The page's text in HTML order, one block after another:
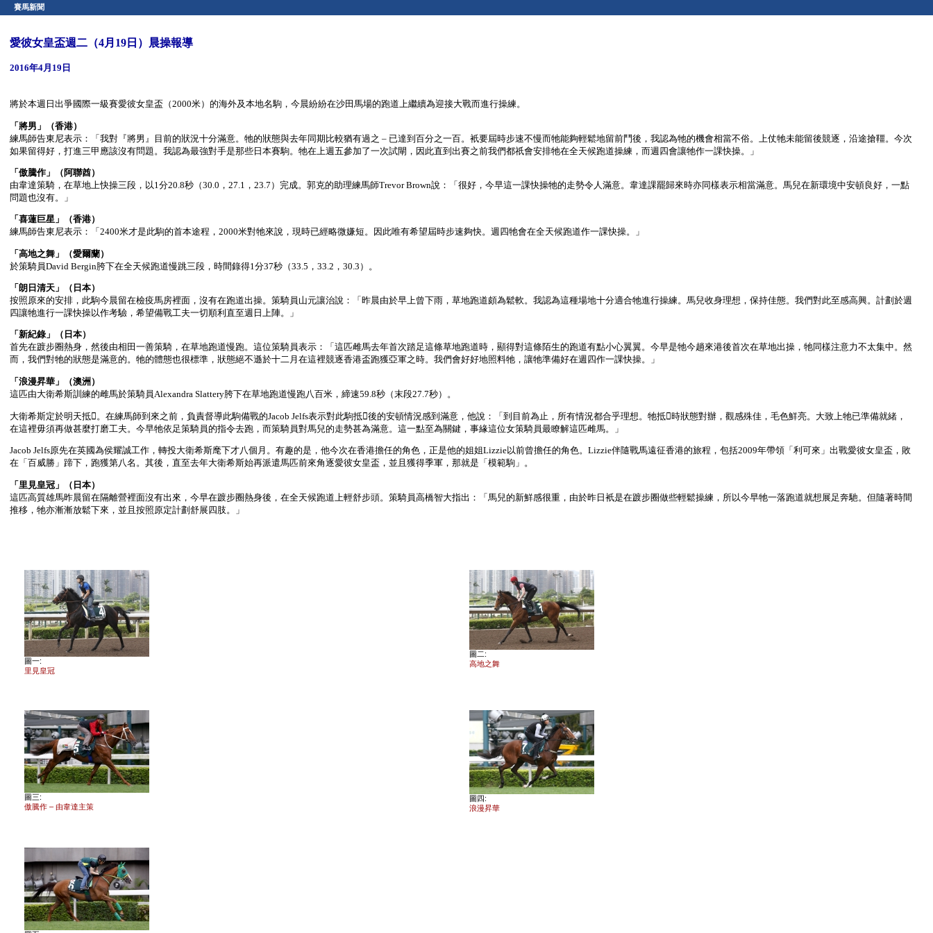
賽馬新聞
愛彼女皇盃週二（4月19日）晨操報導
2016年4月19日
將於本週日出爭國際一級賽愛彼女皇盃（2000米）的海外及本地名駒，今晨紛紛在沙田馬場的跑道上繼續為迎接大戰而進行操練。
「將男」（香港）
練馬師告東尼表示：「我對『將男』目前的狀況十分滿意。牠的狀態與去年同期比較猶有過之 – 已達到百分之一百。衹要屆時步速不慢而牠能夠輕鬆地留前鬥後，我認為牠的機會相當不俗。上仗牠未能留後競逐，沿途搶韁。今次
如果留得好，打進三甲應該沒有問題。我認為最強對手是那些日本賽駒。牠在上週五參加了一次試閘，因此直到出賽之前我們都祇會安排牠在全天候跑道操練，而週四會讓牠作一課快操。」
「傲騰作」（阿聯酋）
由韋達策騎，在草地上快操三段，以1分20.8秒（30.0，27.1，23.7）完成。郭克的助理練馬師Trevor Brown說：「很好，今早這一課快操牠的走勢令人滿意。韋達課罷歸來時亦同樣表示相當滿意。馬兒在新環境中安頓良好，一點
問題也沒有。」
「喜蓮巨星」（香港）
練馬師告東尼表示：「2400米才是此駒的首本途程，2000米對牠來說，現時已經略微嫌短。因此唯有希望屆時步速夠快。週四牠會在全天候跑道作一課快操。」
「高地之舞」（愛爾蘭）
於策騎員David Bergin胯下在全天候跑道慢跳三段，時間錄得1分37秒（33.5，33.2，30.3）。
「朗日清天」（日本）
按照原來的安排，此駒今晨留在檢疫馬房裡面，沒有在跑道出操。策騎員山元讓治說：「昨晨由於早上曾下雨，草地跑道頗為鬆軟。我認為這種場地十分適合牠進行操練。馬兒收身理想，保持佳態。我們對此至感高興。計劃於週
四讓牠進行一課快操以作考驗，希望備戰工夫一切順利直至週日上陣。」
「新紀錄」（日本）
首先在踱步圈熱身，然後由相田一善策騎，在草地跑道慢跑。這位策騎員表示：「這匹雌馬去年首次踏足這條草地跑道時，顯得對這條陌生的跑道有點小心翼翼。今早是牠今趟來港後首次在草地出操，牠同樣注意力不太集中。然
而，我們對牠的狀態是滿意的。牠的體態也很標準，狀態絕不遜於十二月在這裡競逐香港盃跑獲亞軍之時。我們會好好地照料牠，讓牠準備好在週四作一課快操。」
「浪漫昇華」（澳洲）
這匹由大衛希斯訓練的雌馬於策騎員Alexandra Slattery胯下在草地跑道慢跑八百米，締速59.8秒（末段27.7秒）。
大衛希斯定於明天抵。在練馬師到來之前，負責督導此駒備戰的Jacob Jelfs表示對此駒抵後的安頓情況感到滿意，他說：「到目前為止，所有情況都合乎理想。牠抵時狀態對辦，觀感殊佳，毛色鮮亮。大致上牠已準備就緒，
在這裡毋須再做甚麼打磨工夫。今早牠依足策騎員的指令去跑，而策騎員對馬兒的走勢甚為滿意。這一點至為關鍵，事緣這位女策騎員最瞭解這匹雌馬。」
Jacob Jelfs原先在英國為侯耀誠工作，轉投大衛希斯麾下才八個月。有趣的是，他今次在香港擔任的角色，正是他的姐姐Lizzie以前曾擔任的角色。Lizzie伴隨戰馬遠征香港的旅程，包括2009年帶領「利可來」出戰愛彼女皇盃，敗
在「百威勝」蹄下，跑獲第八名。其後，直至去年大衛希斯始再派遣馬匹前來角逐愛彼女皇盃，並且獲得季軍，那就是「模範駒」。
「里見皇冠」（日本）
這匹高質雄馬昨晨留在隔離營裡面沒有出來，今早在踱步圈熱身後，在全天候跑道上輕舒步頭。策騎員高橋智大指出：「馬兒的新鮮感很重，由於昨日衹是在踱步圈做些輕鬆操練，所以今早牠一落跑道就想展足奔馳。但隨著時間
推移，牠亦漸漸放鬆下來，並且按照原定計劃舒展四肢。」
圖一:
里見皇冠
圖二:
高地之舞
圖三:
傲騰作 – 由韋達主策
圖四:
浪漫昇華